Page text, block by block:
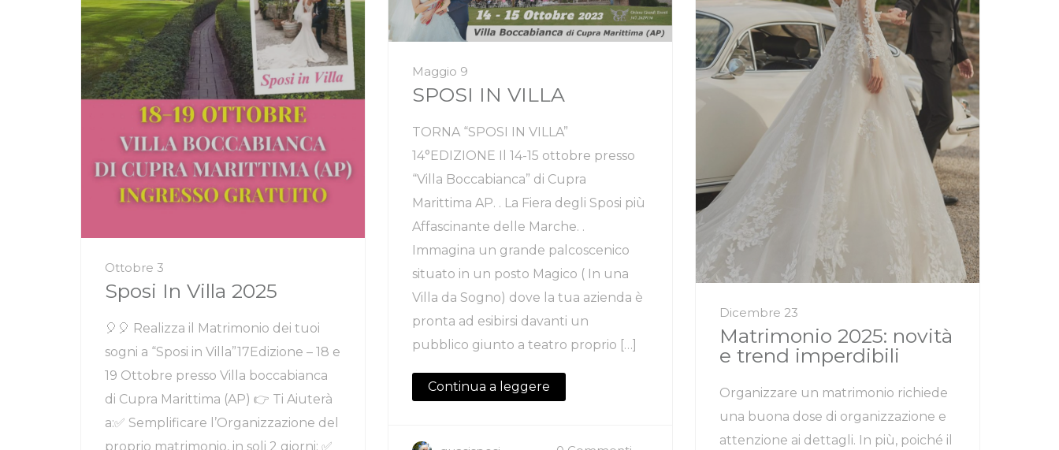
Ottobre 3
Sposi In Villa 2025
🎈🎈 Realizza il Matrimonio dei tuoi
sogni a “Sposi in Villa”17Edizione – 18 e
19 Ottobre presso Villa boccabianca
di Cupra Marittima (AP) 👉 Ti Aiuterà
a:✅ Semplificare l’Organizzazione del
proprio matrimonio, in soli 2 giorni; ✅
Maggio 9
SPOSI IN VILLA
TORNA “SPOSI IN VILLA”
14°EDIZIONE Il 14-15 ottobre presso
“Villa Boccabianca” di Cupra
Marittima AP. . La Fiera degli Sposi più
Affascinante delle Marche. .
Immagina un grande palcoscenico
situato in un posto Magico ( In una
Villa da Sogno) dove la tua azienda è
pronta ad esibirsi davanti un
pubblico giunto a teatro proprio […]
Continua a leggere
Dicembre 23
Matrimonio 2025: novità
e trend imperdibili
Organizzare un matrimonio richiede
una buona dose di organizzazione e
attenzione ai dettagli. In più, poiché il